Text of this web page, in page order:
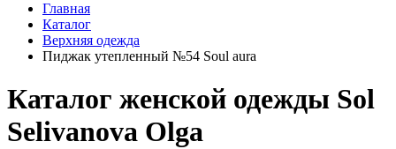
Главная
Каталог
Верхняя одежда
Пиджак утепленный №54 Soul aura
Каталог женской одежды Sol
Selivanova Olga